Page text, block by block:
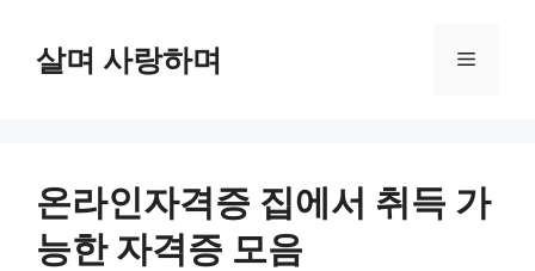
살며 사랑하며 메
온라인자격증 집에서 취득 가
능한 자격증 모음